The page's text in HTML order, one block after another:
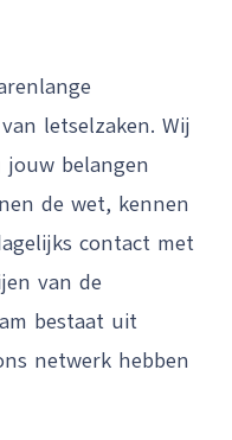
letselzaken. Wij
jouw belangen
de wet, kennen
contact met
van de
bestaat uit
netwerk hebben